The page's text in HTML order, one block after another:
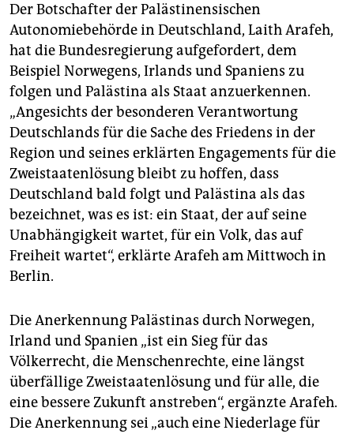
Der Botschafter der Palästinensischen
Autonomiebehörde in Deutschland, Laith Arafeh,
hat die Bundesregierung aufgefordert, dem
Beispiel Norwegens, Irlands und Spaniens zu
folgen und Palästina als Staat anzuerkennen.
„Angesichts der besonderen Verantwortung
Deutschlands für die Sache des Friedens in der
Region und seines erklärten Engagements für die
Zweistaatenlösung bleibt zu hoffen, dass
Deutschland bald folgt und Palästina als das
bezeichnet, was es ist: ein Staat, der auf seine
Unabhängigkeit wartet, für ein Volk, das auf
Freiheit wartet“, erklärte Arafeh am Mittwoch in
Berlin.
Die Anerkennung Palästinas durch Norwegen,
Irland und Spanien „ist ein Sieg für das
Völkerrecht, die Menschenrechte, eine längst
überfällige Zweistaatenlösung und für alle, die
eine bessere Zukunft anstreben“, ergänzte Arafeh.
Die Anerkennung sei „auch eine Niederlage für